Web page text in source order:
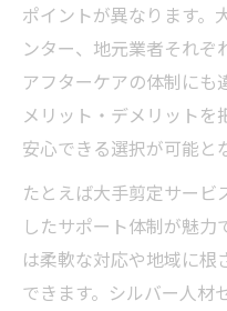
ポイントが異なります。
ンター、地元業者それぞ
アフターケアの体制にも
メリット・デメリットを
安心できる選択が可能と
たとえば大手剪定サービ
したサポート体制が魅力
は柔軟な対応や地域に
できます。シルバー人材